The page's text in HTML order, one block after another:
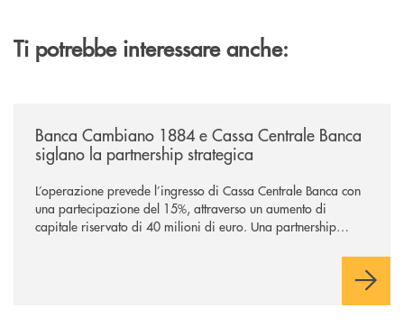
Ti potrebbe interessare anche:
Banca Cambiano 1884 e Cassa Centrale Banca
siglano la partnership strategica
L’operazione prevede l’ingresso di Cassa Centrale Banca con
una partecipazione del 15%, attraverso un aumento di
capitale riservato di 40 milioni di euro. Una partnership
comuni e sulla prossimità ai territori, per ampliare l’offerta e